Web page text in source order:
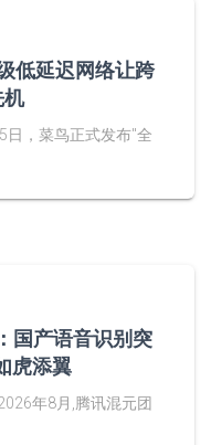
低延迟网络让跨
日，菜鸟正式发布"全
国产语音识别突
虎添翼
年8月,腾讯混元团